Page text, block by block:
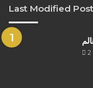
Last Modified
2